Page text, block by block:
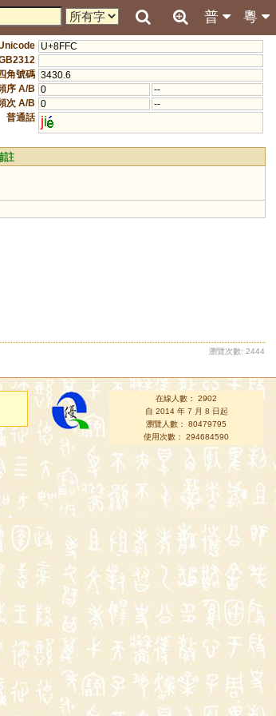
粵
普
U+8FFC
角號碼 3430.6
序 A/B 0
--
次 A/B 0
--
普通話 ji
註
瀏覽次數: 2444
在線人數： 2902
自 2014 年 7 月 8 日起
瀏覽人數： 80479795
使用次數： 294684590